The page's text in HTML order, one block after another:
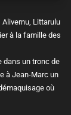
Littarulu
à la famille des
dans un tronc de
à Jean-Marc un
où